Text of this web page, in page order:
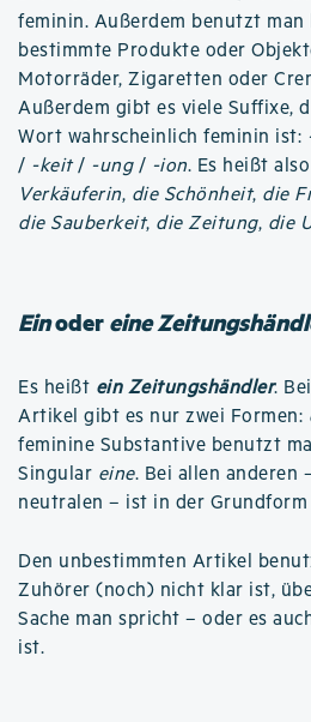
feminin. Außerdem benutzt man
bestimmte Produkte oder
Motorräder, Zigaretten oder
Außerdem gibt es viele Suffixe,
Wort wahrscheinlich feminin ist:
/ -keit/ -ung/ -ion. Es heißt
Verkäuferin, die Schönheit, die
die Sauberkeit, die Zeitung, die
Einodereine
Es heißt ein Zeitungshändler.
Artikel gibt es nur zwei Formen:
feminine Substantive benutzt
Singular eine. Bei allen anderen
neutralen – ist in der Grundform
Den unbestimmten Artikel
Zuhörer (noch) nicht klar ist,
Sache man spricht – oder es
ist.